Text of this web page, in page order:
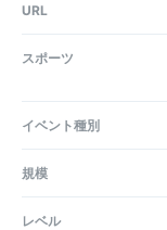
URL
スポーツ
イベント種別
規模
レベル